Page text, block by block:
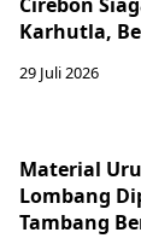
Karhutla,
29 Juli 2026
Material
Lombang
Tambang